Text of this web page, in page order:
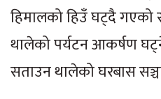
हिमालको हिउँ घट्दै गएको
थालेको पर्यटन आकर्षण
सताउन थालेको घरबास